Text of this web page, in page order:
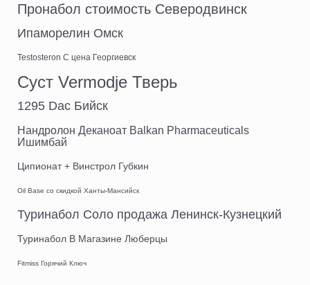
Пронабол стоимость Северодвинск
Ипаморелин Омск
Testosteron C цена Георгиевск
Суст Vermodje Тверь
1295 Dac Бийск
Нандролон Деканоат Balkan Pharmaceuticals
Ишимбай
Ципионат + Винстрол Губкин
Oil Base со скидкой Ханты-Мансийск
Туринабол Соло продажа Ленинск-Кузнецкий
Туринабол В Магазине Люберцы
Fitmiss Горячий Ключ